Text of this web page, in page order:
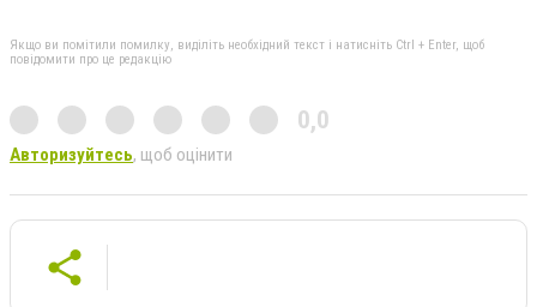
Якщо ви помітили помилку, виділіть необхідний текст і натисніть Ctrl + Enter, щоб
повідомити про це редакцію
0,0
Авторизуйтесь, щоб оцінити